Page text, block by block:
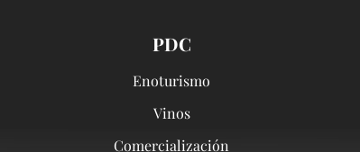
PDC
Enoturismo
Vinos
Comercialización